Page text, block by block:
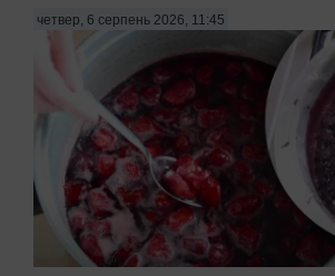
четвер, 6 серпень 2026, 11:45